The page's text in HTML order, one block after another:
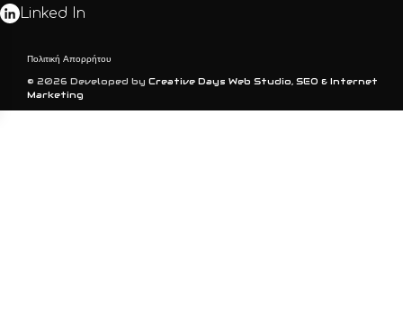
© 2026 Developed by Creative Days Web Studio, SEO & Internet
Marketing
Πολιτική Απορρήτου
Linked In